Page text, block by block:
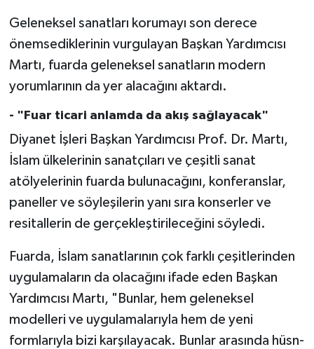
Geleneksel sanatları korumayı son derece
önemsediklerinin vurgulayan Başkan Yardımcısı
Martı, fuarda geleneksel sanatların modern
yorumlarının da yer alacağını aktardı.
- "Fuar ticari anlamda da akış sağlayacak"
Diyanet İşleri Başkan Yardımcısı Prof. Dr. Martı,
İslam ülkelerinin sanatçıları ve çeşitli sanat
atölyelerinin fuarda bulunacağını, konferanslar,
paneller ve söyleşilerin yanı sıra konserler ve
resitallerin de gerçekleştirileceğini söyledi.
Fuarda, İslam sanatlarının çok farklı çeşitlerinden
uygulamaların da olacağını ifade eden Başkan
Yardımcısı Martı, "Bunlar, hem geleneksel
modelleri ve uygulamalarıyla hem de yeni
formlarıyla bizi karşılayacak. Bunlar arasında hüsn-
Kayseri Müftülüğü
Kırıkkale Müftülüğü
Kırklareli Müftülüğü
Kırşehir Müftülüğü
Kocaeli Müftülüğü
Konya Müftülüğü
Kütahya Müftülüğü